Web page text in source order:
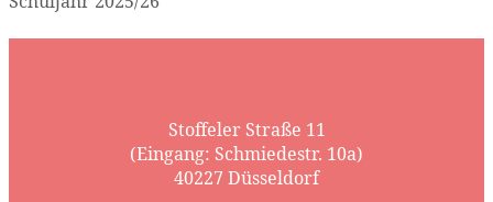
Stoffeler Straße 11
(Eingang: Schmiedestr. 10a)
40227 Düsseldorf